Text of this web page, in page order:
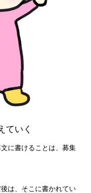
ていく
に書けることは、募集
は、そこに書かれてい